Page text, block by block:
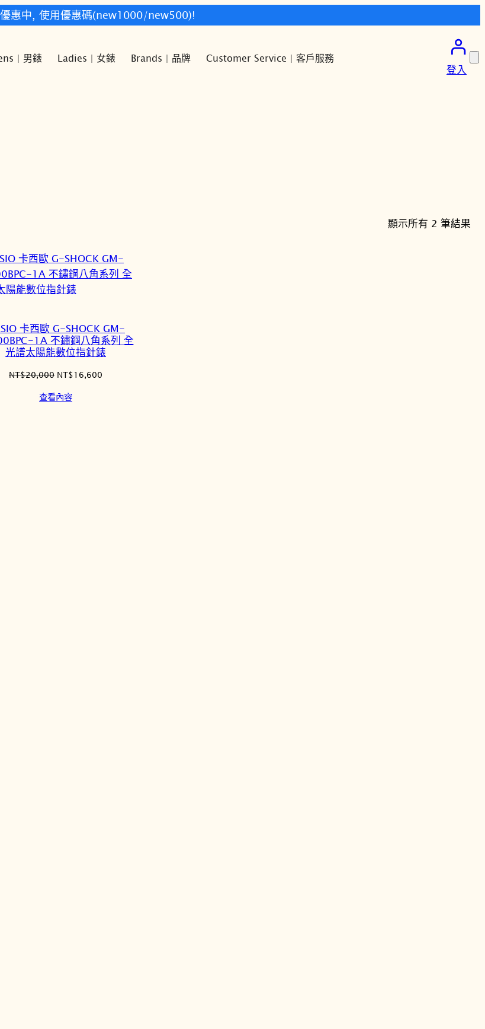
惠中, 使用優惠碼(new1000/new500)!
| 男錶 Ladies | 女錶 Brands | 品牌 Customer Service | 客戶服務
登入
顯示所有 2 筆結果
卡西歐 G-SHOCK GM-
1A 不鏽鋼八角系列 全
光譜太陽能數位指針錶
NT$20,000 原
價
NT$16,600
查看內容